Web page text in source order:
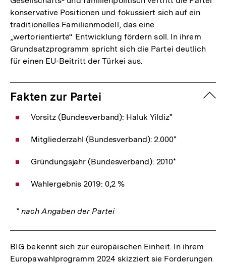
konservative Positionen und fokussiert sich auf ein
traditionelles Familienmodell, das eine
„wertorientierte“ Entwicklung fördern soll. In ihrem
Grundsatzprogramm spricht sich die Partei deutlich
für einen EU-Beitritt der Türkei aus.
Fakten zur Partei
Vorsitz (Bundesverband): Haluk Yildiz*
Mitgliederzahl (Bundesverband): 2.000*
Gründungsjahr (Bundesverband): 2010*
Wahlergebnis 2019: 0,2 %
* nach Angaben der Partei
BIG bekennt sich zur europäischen Einheit. In ihrem
Europawahlprogramm 2024 skizziert sie Forderungen